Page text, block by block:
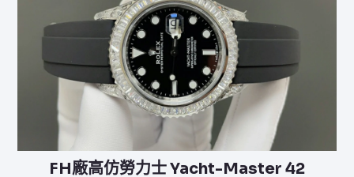
FH廠高仿勞力士 Yacht-Master 42